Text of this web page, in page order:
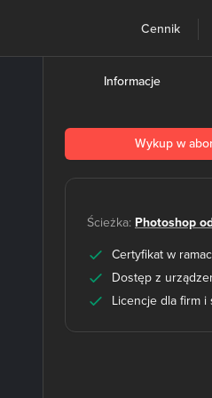
Cennik
Informacje
Wykup w
Ścieżka: Photoshop
Certyfikat w
Dostęp z
Licencje dla firm i